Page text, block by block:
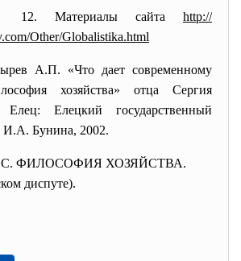
12. Материалы сайтаhttp://
Other/Globalistika.html
А.П. «Что дает современному
хозяйства» отца Сергия
Елец: Елецкий государственный
И.А. Бунина, 2002.
С. ФИЛОСОФИЯ ХОЗЯЙСТВА.
диспуте).